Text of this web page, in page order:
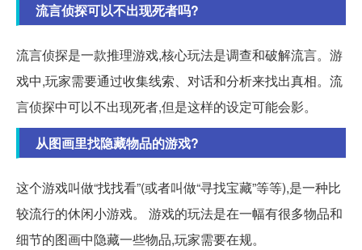
流言侦探可以不出现死者吗?
流言侦探是一款推理游戏,核心玩法是调查和破解流言。游
戏中,玩家需要通过收集线索、对话和分析来找出真相。流
言侦探中可以不出现死者,但是这样的设定可能会影。
从图画里找隐藏物品的游戏?
这个游戏叫做“找找看”(或者叫做“寻找宝藏”等等),是一种比
较流行的休闲小游戏。 游戏的玩法是在一幅有很多物品和
细节的图画中隐藏一些物品,玩家需要在规。